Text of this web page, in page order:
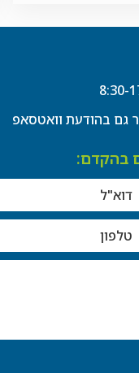
גם בהודעת וואטסאפ
בהקדם: